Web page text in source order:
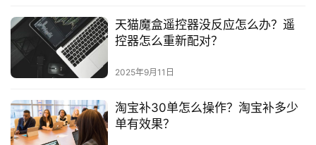
天猫魔盒遥控器没反应怎么办？遥
控器怎么重新配对？
2025年9月11日
淘宝补30单怎么操作？淘宝补多少
单有效果？